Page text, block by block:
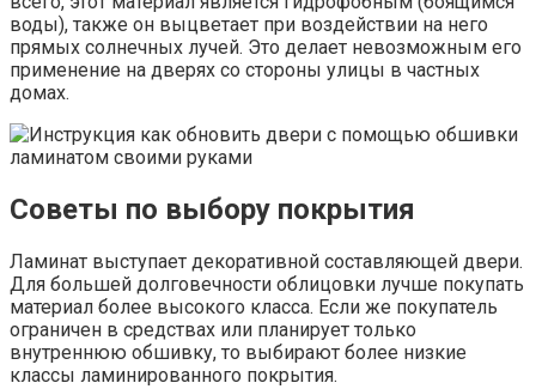
воды), также он выцветает при воздействии на него
прямых солнечных лучей. Это делает невозможным его
применение на дверях со стороны улицы в частных
домах.
Советы по выбору покрытия
Ламинат выступает декоративной составляющей двери.
Для большей долговечности облицовки лучше покупать
материал более высокого класса. Если же покупатель
ограничен в средствах или планирует только
внутреннюю обшивку, то выбирают более низкие
классы ламинированного покрытия.